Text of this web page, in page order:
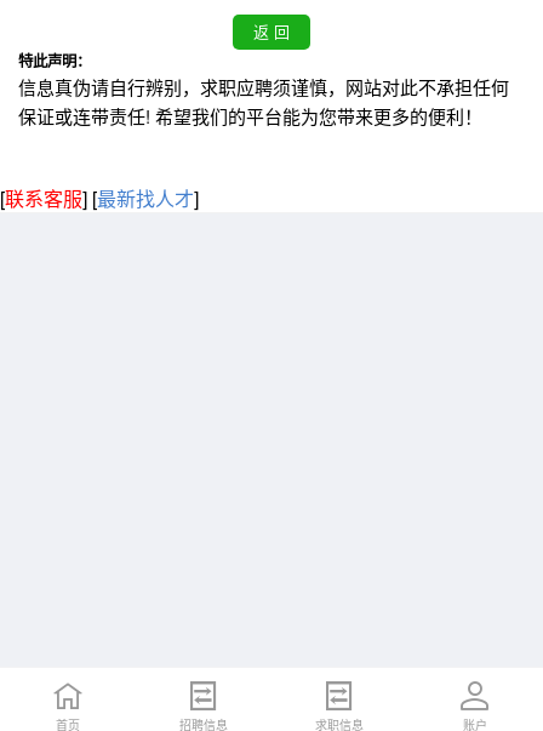
特此声明：
信息真伪请自行辨别，求职应聘须谨慎，网站对此不承担任何
保证或连带责任! 希望我们的平台能为您带来更多的便利！
[联系客服] [最新找人才]
首页 招聘信息 求职信息 账户